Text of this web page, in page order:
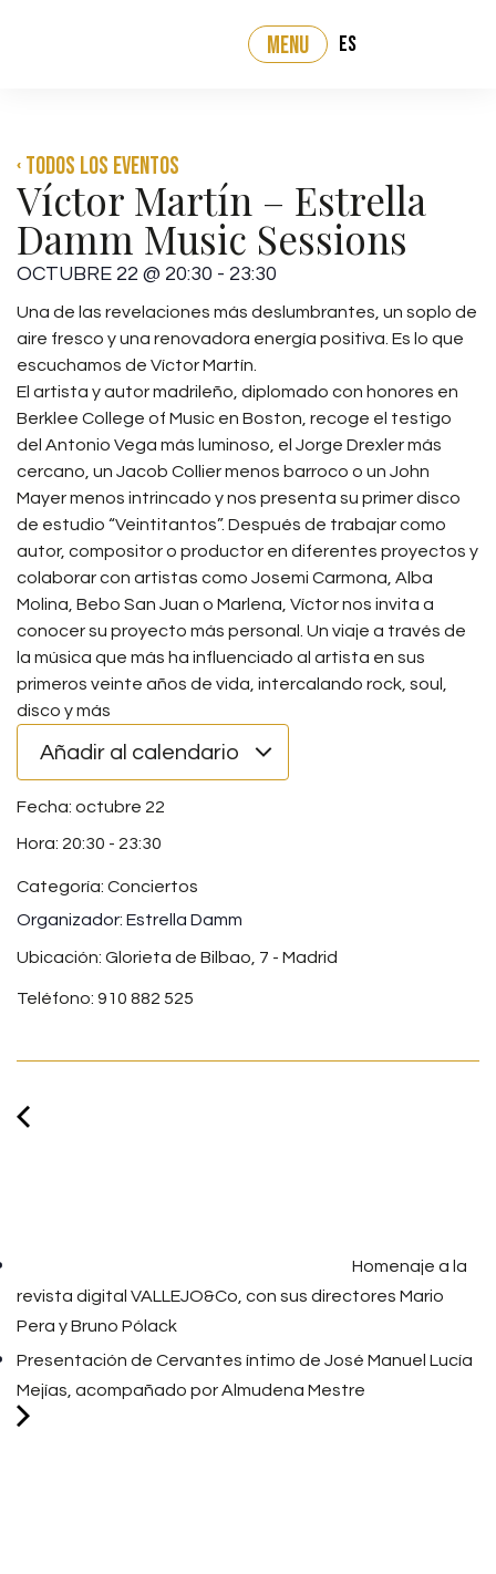
MENU ES
‹ Todos los eventos
Víctor Martín – Estrella
Damm Music Sessions
OCTUBRE 22 @ 20:30 - 23:30
Una de las revelaciones más deslumbrantes, un soplo de
aire fresco y una renovadora energía positiva. Es lo que
escuchamos de Víctor Martín.
El artista y autor madrileño, diplomado con honores en
Berklee College of Music en Boston, recoge el testigo
del Antonio Vega más luminoso, el Jorge Drexler más
cercano, un Jacob Collier menos barroco o un John
Mayer menos intrincado y nos presenta su primer disco
de estudio “Veintitantos”. Después de trabajar como
autor, compositor o productor en diferentes proyectos y
colaborar con artistas como Josemi Carmona, Alba
Molina, Bebo San Juan o Marlena, Víctor nos invita a
conocer su proyecto más personal. Un viaje a través de
la música que más ha influenciado al artista en sus
primeros veinte años de vida, intercalando rock, soul,
disco y más
Añadir al calendario
octubre 22
20:30 - 23:30
Categoría: Conciertos
Estrella Damm
Ubicación: Glorieta de Bilbao, 7 - Madrid
Teléfono: 910 882 525
Homenaje a la
revista digital VALLEJO&Co, con sus directores Mario
Pera y Bruno Pólack
Presentación de Cervantes íntimo de José Manuel Lucía
Mejías, acompañado por Almudena Mestre